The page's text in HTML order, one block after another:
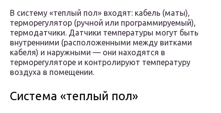
В систему «теплый пол» входят: кабель (маты),
терморегулятор (ручной или программируемый),
термодатчики. Датчики температуры могут быть
внутренними (расположенными между витками
кабеля) и наружными — они находятся в
терморегуляторе и контролируют температуру
воздуха в помещении.
Система «теплый пол»